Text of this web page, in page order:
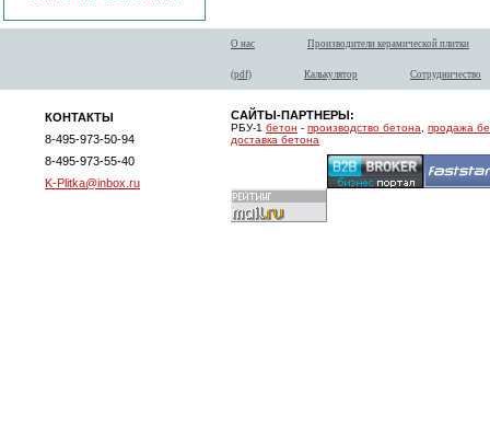
О нас Производители керамической плитки
(pdf) Калькулятор Сотрудничество
КОНТАКТЫ
8-495-973-50-94
8-495-973-55-40
K-Plitka@inbox.ru
САЙТЫ-ПАРТНЕРЫ:
РБУ-1 бетон - производство бетона
продажа
доставка бетона